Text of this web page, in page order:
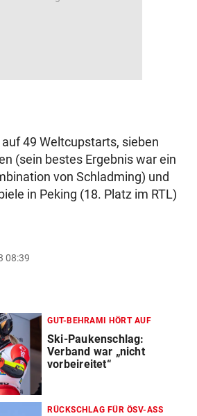
49 Weltcupstarts, sieben
(sein bestes Ergebnis war ein
von Schladming) und
in Peking (18. Platz im RTL)
08:39
GUT-BEHRAMI HÖRT AUF
Ski-Paukenschlag:
Verband war „nicht
vorbeireitet“
RÜCKSCHLAG FÜR ÖSV-ASS